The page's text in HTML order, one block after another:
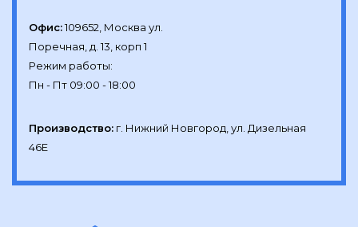
Офис:109652, Москва ул.
Поречная, д. 13, корп 1
Режим работы:
Производство: г. Нижний Новгород, ул. Дизельная
46Е